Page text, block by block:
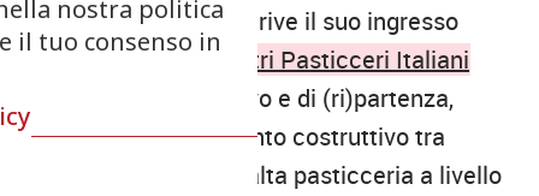
Luca Montersino descrive il suo ingresso
nell’Accademia Maestri Pasticceri Italiani
come un punto di arrivo e di (ri)partenza,
auspicando un confronto costruttivo tra
colleghi per elevare l’alta pasticceria a livello
nostra politica
il tuo consenso in